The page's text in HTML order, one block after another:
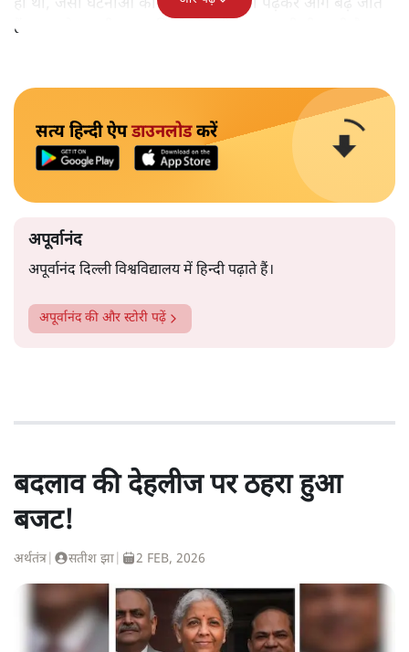
ही थी, जैसी घटनाओं की खबर हम रोज़ाना पढ़कर आगे बढ़ जाते
हैं।भारत के तक़रीबन हर हिस्से से ऐसी खबर आती ही रहती है।
सत्य हिन्दी ऐपडाउनलोडकरें
अपूर्वानंद
अपूर्वानंद दिल्ली विश्वविद्यालय में हिन्दी पढ़ाते हैं।
अपूर्वानंदकी और स्टोरी पढ़ें
बदलाव की देहलीज पर ठहरा हुआ
बजट!
अर्थतंत्र सतीश झा 2 FEB, 2026